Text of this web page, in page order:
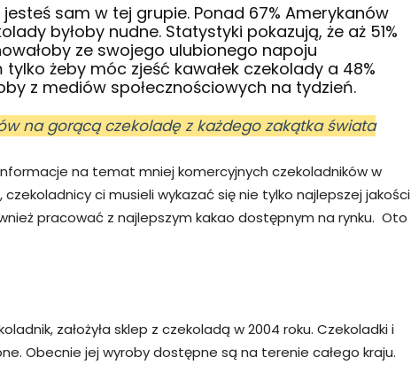
sam w tej grupie. Ponad 67% Amerykanów
byłoby nudne. Statystyki pokazują, że aż 51%
ze swojego ulubionego napoju
żeby móc zjeść kawałek czekolady a 48%
z mediów społecznościowych na tydzień.
na gorącą czekoladę z każdego zakątka świata
na temat mniej komercyjnych czekoladników w
czekoladnicy ci musieli wykazać się nie tylko najlepszej jakości
pracować z najlepszym kakao dostępnym na rynku. Oto
założyła sklep z czekoladą w 2004 roku. Czekoladki i
Obecnie jej wyroby dostępne są na terenie całego kraju.